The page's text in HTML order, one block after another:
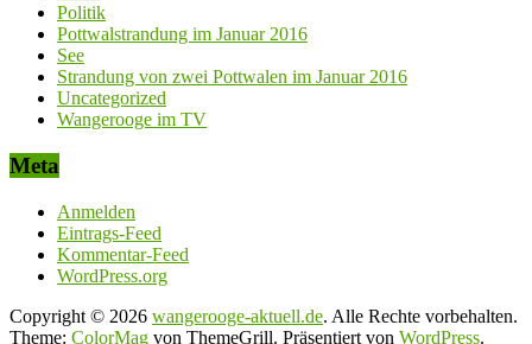
Politik
Pottwalstrandung im Januar 2016
See
Strandung von zwei Pottwalen im Januar 2016
Uncategorized
Wangerooge im TV
Meta
Anmelden
Eintrags-Feed
Kommentar-Feed
WordPress.org
Copyright © 2026 wangerooge-aktuell.de. Alle Rechte vorbehalten.
Theme: ColorMag von ThemeGrill. Präsentiert von WordPress.